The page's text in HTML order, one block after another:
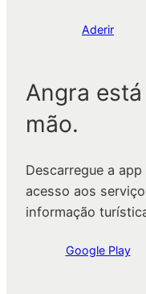
Aderir
Angra
mão.
Descarregue a
acesso aos
informação
Google Play